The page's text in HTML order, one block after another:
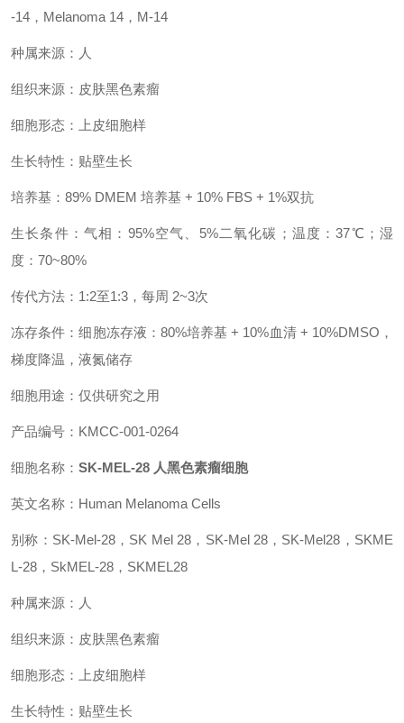
-14，Melanoma 14，M-14
种属来源：人
组织来源：皮肤黑色素瘤
细胞形态：上皮细胞样
生长特性：贴壁生长
培养基：89% DMEM 培养基 + 10% FBS + 1%双抗
生长条件：气相：95%空气、5%二氧化碳；温度：37℃；湿
度：70~80%
传代方法：1:2至1:3，每周 2~3次
冻存条件：细胞冻存液：80%培养基 + 10%血清 + 10%DMSO，
梯度降温，液氮储存
细胞用途：仅供研究之用
产品编号：KMCC-001-0264
细胞名称： SK-MEL-28 人黑色素瘤细胞
英文名称：Human Melanoma Cells
别称：SK-Mel-28，SK Mel 28，SK-Mel 28，SK-Mel28，SKME
L-28，SkMEL-28，SKMEL28
种属来源：人
组织来源：皮肤黑色素瘤
细胞形态：上皮细胞样
生长特性：贴壁生长